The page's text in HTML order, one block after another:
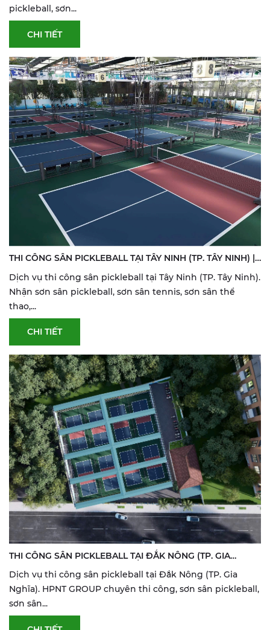
pickleball, sơn...
CHI TIẾT
THI CÔNG SÂN PICKLEBALL TẠI TÂY NINH (TP. TÂY NINH) |
SƠN & SỬA SÂN THỂ THAO
Dịch vụ thi công sân pickleball tại Tây Ninh (TP. Tây Ninh).
Nhận sơn sân pickleball, sơn sân tennis, sơn sân thể
thao,...
CHI TIẾT
THI CÔNG SÂN PICKLEBALL TẠI ĐẮK NÔNG (TP. GIA
NGHĨA) | SƠN & SỬA SÂN THỂ THAO
Dịch vụ thi công sân pickleball tại Đắk Nông (TP. Gia
Nghĩa). HPNT GROUP chuyên thi công, sơn sân pickleball,
sơn sân...